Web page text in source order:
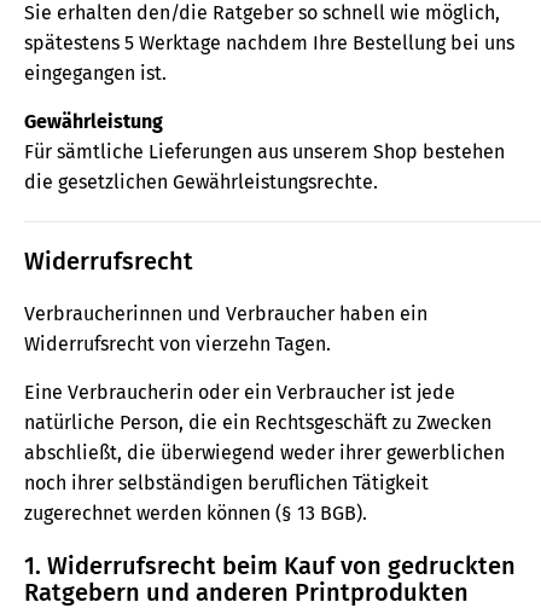
Sie erhalten den/die Ratgeber so schnell wie möglich,
spätestens 5 Werktage nachdem Ihre Bestellung bei uns
eingegangen ist.
Gewährleistung
Für sämtliche Lieferungen aus unserem Shop bestehen
die gesetzlichen Gewährleistungsrechte.
Widerrufsrecht
Verbraucherinnen und Verbraucher haben ein
Widerrufsrecht von vierzehn Tagen.
Eine Verbraucherin oder ein Verbraucher ist jede
natürliche Person, die ein Rechtsgeschäft zu Zwecken
abschließt, die überwiegend weder ihrer gewerblichen
noch ihrer selbständigen beruflichen Tätigkeit
zugerechnet werden können (§ 13 BGB).
1. Widerrufsrecht beim Kauf von gedruckten
Ratgebern und anderen Printprodukten